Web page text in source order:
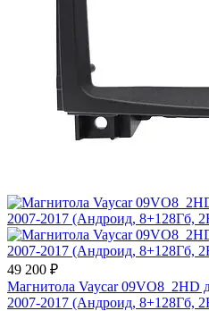
49 200 ₽
Магнитола Vaycar 09VO8_2HD
2007-2017 (Андроид, 8+128Гб,